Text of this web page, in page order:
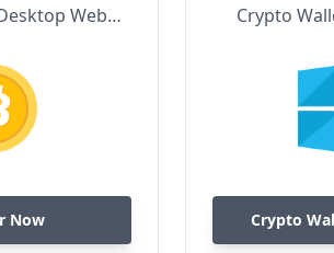
Web
Now
Crypto
Crypto